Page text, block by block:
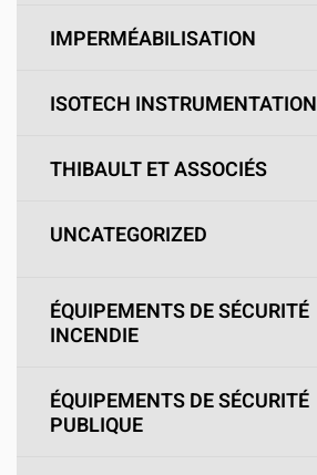
IMPERMÉABILISATION
ISOTECH INSTRUMENTATION
THIBAULT ET ASSOCIÉS
UNCATEGORIZED
ÉQUIPEMENTS DE SÉCURITÉ
INCENDIE
ÉQUIPEMENTS DE SÉCURITÉ
PUBLIQUE